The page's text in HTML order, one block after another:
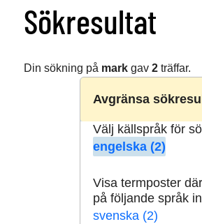
Sökresultat
Din sökning på markgav 2träffar.
Avgränsa
Välj källspråk för
engelska (2)
Visa termposter där
på följande språk
svenska (2)